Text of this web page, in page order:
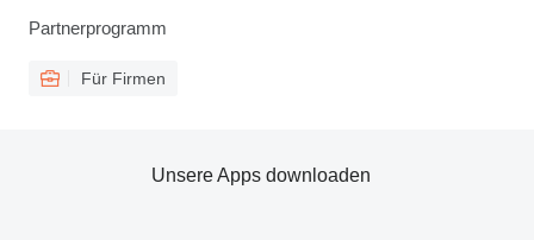
Partnerprogramm
Für Firmen
Unsere Apps downloaden